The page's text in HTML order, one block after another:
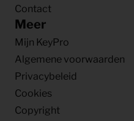
Contact
Meer
Mijn KeyPro
Algemene voorwaarden
Privacybeleid
Cookies
Copyright